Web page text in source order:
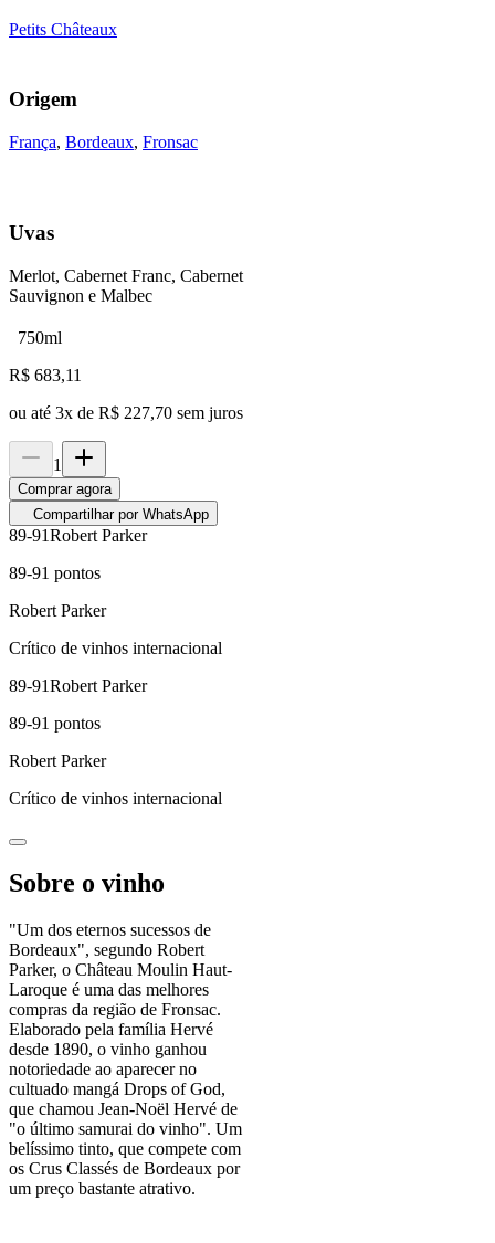
Petits Châteaux
Origem
França, Bordeaux, Fronsac
Uvas
Merlot, Cabernet Franc, Cabernet
Sauvignon e Malbec
750ml
R$ 683,11
ou até 3x de R$ 227,70 sem juros
1
Comprar agora
Compartilhar por WhatsApp
89-91Robert Parker
89-91 pontos
Robert Parker
Crítico de vinhos internacional
89-91Robert Parker
89-91 pontos
Robert Parker
Crítico de vinhos internacional
Sobre o vinho
"Um dos eternos sucessos de
Bordeaux", segundo Robert
Parker, o Château Moulin Haut-
Laroque é uma das melhores
compras da região de Fronsac.
Elaborado pela família Hervé
desde 1890, o vinho ganhou
notoriedade ao aparecer no
cultuado mangá Drops of God,
que chamou Jean-Noël Hervé de
"o último samurai do vinho". Um
belíssimo tinto, que compete com
os Crus Classés de Bordeaux por
um preço bastante atrativo.